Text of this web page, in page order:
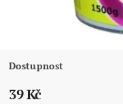
Dostupnost
39 Kč